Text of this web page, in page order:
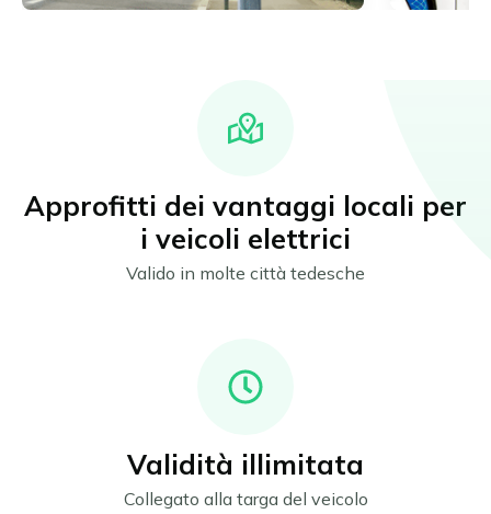
Approfitti dei vantaggi locali per
i veicoli elettrici
Valido in molte città tedesche
Validità illimitata
Collegato alla targa del veicolo